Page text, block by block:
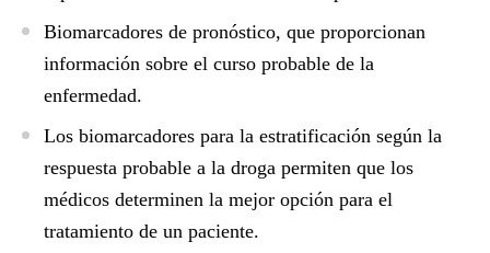
Biomarcadores de pronóstico, que proporcionan
información sobre el curso probable de la
enfermedad.
Los biomarcadores para la estratificación según la
respuesta probable a la droga permiten que los
médicos determinen la mejor opción para el
tratamiento de un paciente.